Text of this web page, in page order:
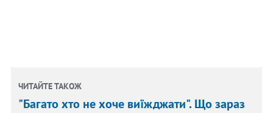
ЧИТАЙТЕ ТАКОЖ
"Багато хто не хоче виїжджати". Що зараз